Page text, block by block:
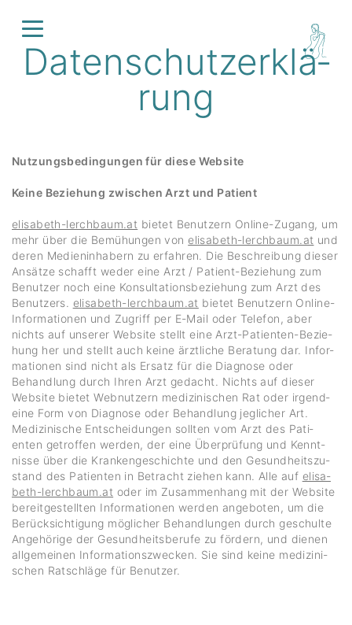
Daten­schutz­er­klä­
rung
Nutzungs­be­din­gungen für diese Website
Keine Beziehung zwischen Arzt und Patient
elisa­beth-lerch­baum.at bietet Benut­zern Online-Zugang, um
mehr über die Bemü­hungen vonelisa­beth-lerch­baum.at und
deren Medi­en­in­ha­bern zu erfahren. Die Beschrei­bung dieser
Ansätze schafft weder eine Arzt / Patient-Bezie­hung zum
Benutzer noch eine Konsul­ta­ti­ons­be­zie­hung zum Arzt des
Benut­zers. elisa­beth-lerch­baum.at bietet Benut­zern Online-
Infor­ma­tionen und Zugriff per E-Mail oder Telefon, aber
nichts auf unserer Website stellt eine Arzt-Pati­enten-Bezie­
hung her und stellt auch keine ärzt­liche Bera­tung dar. Infor­
ma­tionen sind nicht als Ersatz für die Diagnose oder
Behand­lung durch Ihren Arzt gedacht. Nichts auf dieser
Website bietet Webnut­zern medi­zi­ni­schen Rat oder irgend­
eine Form von Diagnose oder Behand­lung jegli­cher Art.
Medi­zi­ni­sche Entschei­dungen sollten vom Arzt des Pati­
enten getroffen werden, der eine Überprü­fung und Kennt­
nisse über die Kran­ken­ge­schichte und den Gesund­heits­zu­
stand des Pati­enten in Betracht ziehen kann. Alle auf elisa­
beth-lerch­baum.at oder im Zusam­men­hang mit der Website
bereit­ge­stellten Infor­ma­tionen werden ange­boten, um die
Berück­sich­ti­gung mögli­cher Behand­lungen durch geschulte
Ange­hö­rige der Gesund­heits­be­rufe zu fördern, und dienen
allge­meinen Infor­ma­ti­ons­zwe­cken. Sie sind keine medi­zi­ni­
schen Ratschläge für Benutzer.